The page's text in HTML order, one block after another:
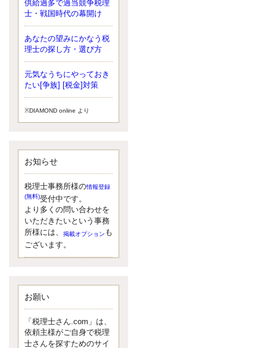
サクセス会計事務所
サクセス税理士のお役立ちブ
ログ
平成２７年１月１日以降開始の相続
より、相続税の基礎控除額（相続税
が課税されない遺産の上限額）が縮
小されたため、お亡くなりになった
更新:2017年5月1日(大阪市中央区)
---------------------
湘南のぽっちゃり女性税理士
松村文子と湘南ＢＵ
また最近、税理士試験のご相談を受
けることおおくなりました。受験申
し込み受け付け開始になるからです
ね。勉強したが、中途半端なので、
受験が無駄に思っている人もいるよ
うです。まず、私ならダメと思う前
に、全力で勝負してみたいです！
更新:2017年5月1日(神奈川県藤沢市)
---------------------
イクメン税理士による税金ブ
ログです。
なくて七クセ 目は口ほどにモノを言
う 色んなことわざがありますが、無
意識に出ている身体のサイン。 心理
学では、ちゃんと意味があるようで
供給過多で過当競争税理
士・戦国時代の幕開け
あなたの望みにかなう税
理士の探し方・選び方
元気なうちにやっておき
たい[争族] [税金]対策
※DIAMOND online より
お知らせ
税理士事務所様の情報登録
(無料)受付中です。
より多くの問い合わせを
いただきたいという事務
所様には、
掲載オプション も
ございます。
お願い
「税理士さん.com」は、
依頼主様がご自身で税理
士さんを探すためのサイ